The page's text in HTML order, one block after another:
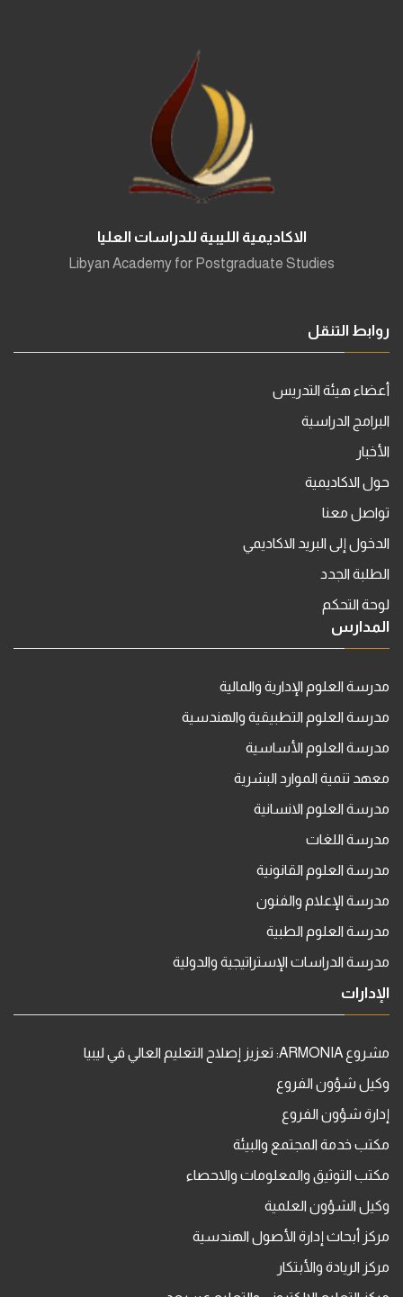
الاكاديمية الليبية للدراسات العليا
Libyan Academy for Postgraduate Studies
روابط التنقل
أعضاء هيئة التدريس
البرامج الدراسية
الأخبار
حول الاكاديمية
تواصل معنا
الدخول إلى البريد الاكاديمي
الطلبة الجدد
لوحة التحكم
المدارس
مدرسة العلوم الإدارية والمالية
مدرسة العلوم التطبيقية والهندسية
مدرسة العلوم الأساسية
معهد تنمية الموارد البشرية
مدرسة العلوم الانسانية
مدرسة اللغات
مدرسة العلوم القانونية
مدرسة الإعلام والفنون
مدرسة العلوم الطبية
مدرسة الدراسات الإستراتيجية والدولية
الإدارات
مشروع ARMONIA: تعزيز إصلاح التعليم العالي في ليبيا
وكيل شؤون الفروع
إدارة شؤون الفروع
مكتب خدمة المجتمع والبيئة
مكتب التوثيق والمعلومات والاحصاء
وكيل الشؤون العلمية
مركز أبحاث إدارة الأصول الهندسية
مركز الريادة والأبتكار